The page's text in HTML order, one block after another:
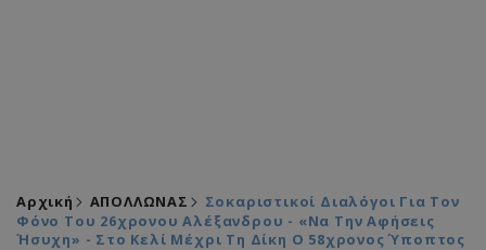
Αρχική ΑΠΟΛΛΩΝΑΣ
Σοκαριστικοί Διαλόγοι Για Τον
Φόνο Του 26χρονου Αλέξανδρου - «Να Την Αφήσεις
Ήσυχη» - Στο Κελί Μέχρι Τη Δίκη Ο 58χρονος Ύποπτος